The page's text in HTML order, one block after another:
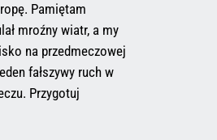
Pamiętam
mroźny wiatr, a my
na przedmeczowej
fałszywy ruch w
Przygotuj